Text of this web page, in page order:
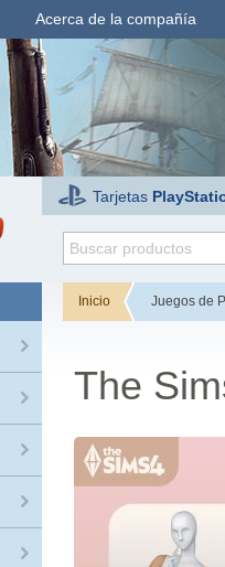
Acerca de la compañía
Tarjetas
Inicio Juegos de
The